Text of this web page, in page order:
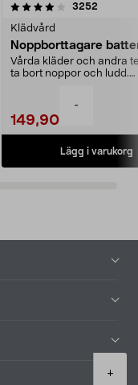
-
+
3252
Klädvård
Noppborttagare
Vårda kläder och andra
ta bort noppor och ludd.
149,90
Lägg i varukorg
4.5av 5 stjärnor